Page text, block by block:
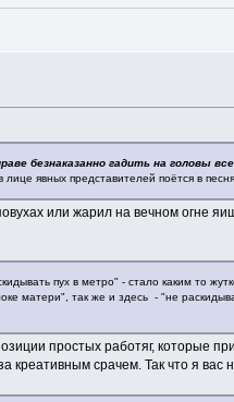
безнаказанно гадить на головы
явных представителей поётся в
или жарил на вечном огне
пух в метро" - стало каким то
матери", так же и здесь - "не
простых работяг, которые
креативным срачем. Так что я